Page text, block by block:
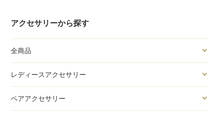
アクセサリーから探す
全商品
レディースアクセサリー
ペアアクセサリー